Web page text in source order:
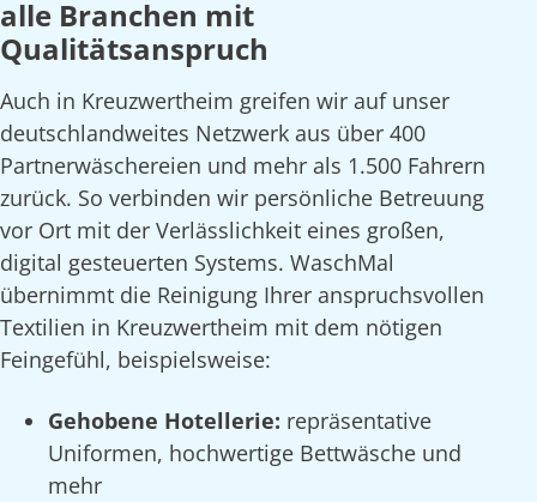
alle Branchen mit
Qualitätsanspruch
Auch in Kreuzwertheim greifen wir auf unser
deutschlandweites Netzwerk aus über 400
Partnerwäschereien und mehr als 1.500 Fahrern
zurück. So verbinden wir persönliche Betreuung
vor Ort mit der Verlässlichkeit eines großen,
digital gesteuerten Systems. WaschMal
übernimmt die Reinigung Ihrer anspruchsvollen
Textilien in Kreuzwertheim mit dem nötigen
Feingefühl, beispielsweise:
Gehobene Hotellerie: repräsentative
Uniformen, hochwertige Bettwäsche und
mehr